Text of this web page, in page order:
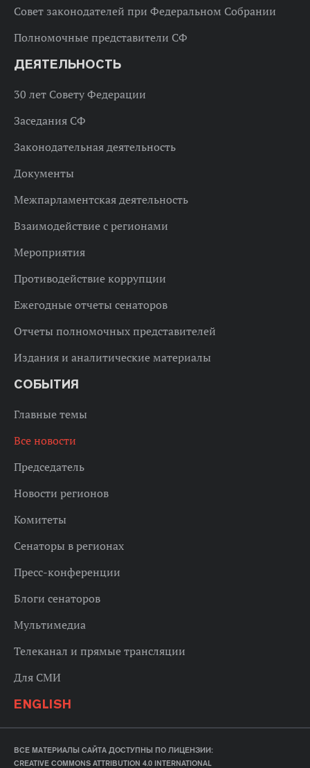
Совет законодателей при Федеральном Собрании
Полномочные представители СФ
ДЕЯТЕЛЬНОСТЬ
30 лет Совету Федерации
Заседания СФ
Законодательная деятельность
Документы
Межпарламентская деятельность
Взаимодействие с регионами
Мероприятия
Противодействие коррупции
Ежегодные отчеты сенаторов
Отчеты полномочных представителей
Издания и аналитические материалы
СОБЫТИЯ
Главные темы
Все новости
Председатель
Новости регионов
Комитеты
Сенаторы в регионах
Пресс-конференции
Блоги сенаторов
Мультимедиа
Телеканал и прямые трансляции
Для СМИ
ENGLISH
ВСЕ МАТЕРИАЛЫ САЙТА ДОСТУПНЫ ПО ЛИЦЕНЗИИ:
CREATIVE COMMONS ATTRIBUTION 4.0 INTERNATIONAL